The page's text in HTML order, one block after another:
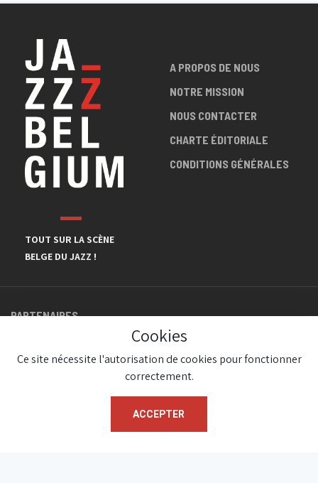
TOUT SUR LA SCÈNE
BELGE DU JAZZ !
A PROPOS DE NOUS
NOTRE MISSION
NOUS CONTACTER
CHARTE ÉDITORIALE
CONDITIONS GÉNÉRALES
PARTENAIRES
© JazzInBelgium 2026 ( Version 1.1.2)
Cookies
Ce site nécessite l'autorisation de cookies pour fonctionner
correctement.
ACCEPTER